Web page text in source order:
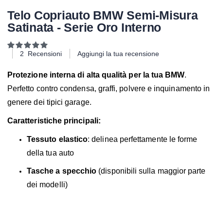
Telo Copriauto BMW Semi-Misura
Satinata - Serie Oro Interno
Valutazione:
100
2 Recensioni Aggiungi la tua recensione
Protezione interna di alta qualità per la tua BMW.
Perfetto contro condensa, graffi, polvere e inquinamento in
genere dei tipici garage.
Caratteristiche principali:
Tessuto elastico: delinea perfettamente le forme
della tua auto
Tasche a specchio (disponibili sulla maggior parte
dei modelli)